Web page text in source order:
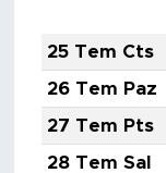
25 Tem Cts
26 Tem Paz
27 Tem Pts
28 Tem Sal